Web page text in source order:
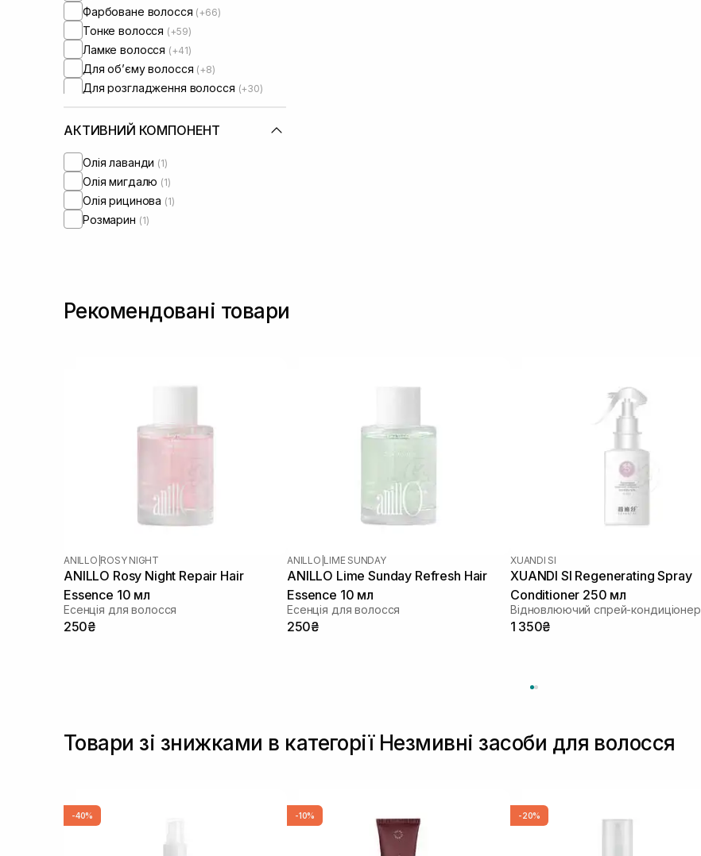
Фарбоване волосся (+66)
Тонке волосся (+59)
Ламке волосся (+41)
Для обʼєму волосся (+8)
Для розгладження волосся (+30)
АКТИВНИЙ КОМПОНЕНТ
Олія лаванди (1)
Олія мигдалю (1)
Олія рицинова (1)
Розмарин (1)
Рекомендовані товари
ANILLO ROSY NIGHT
ANILLO Rosy Night Repair Hair
Essence 10 мл
Есенція для волосся
250₴
ANILLO LIME SUNDAY
ANILLO Lime Sunday Refresh Hair
Essence 10 мл
Есенція для волосся
250₴
XUANDI SI
XUANDI SI Regenerating Spray
Conditioner 250 мл
Відновлюючий спрей-кондиціонер
1 350₴
Товари зі знижками в категорії Незмивні засоби для волосся
-40% -10% -20%